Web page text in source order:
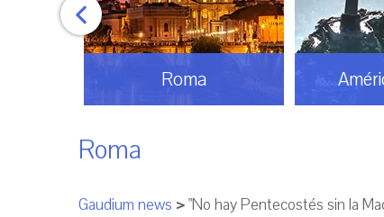
América Latina
Roma
Gaudium news >"No hay Pentecostés sin la